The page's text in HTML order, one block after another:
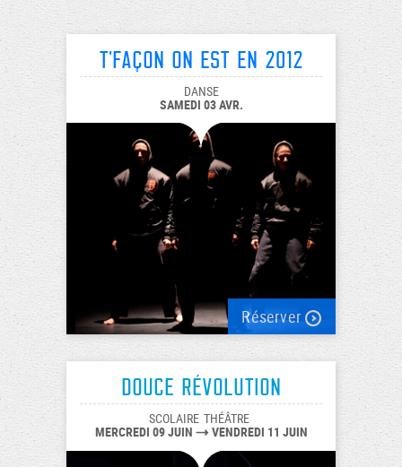
T'façon on est en 2012
DANSE
SAMEDI 03 AVR.
Réserver
Douce révolution
SCOLAIRE THÉÂTRE
MERCREDI 09 JUIN VENDREDI 11 JUIN